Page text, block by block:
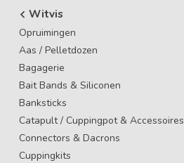
Witvis
Opruimingen
Aas / Pelletdozen
Bagagerie
Bait Bands & Siliconen
Banksticks
Catapult / Cuppingpot & Accessoires
Connectors & Dacrons
Cuppingkits